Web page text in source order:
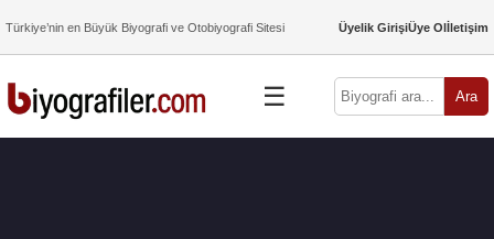
Türkiye’nin en Büyük Biyografi ve Otobiyografi Sitesi Üyelik GirişiÜye Olİletişim
☰ Ara